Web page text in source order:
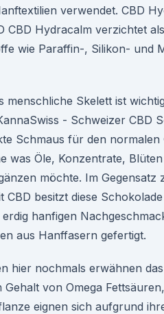
verwendet. CBD
CBD Hydracalm verzichtet
wie Paraffin-, Silikon- und
menschliche Skelett ist
- Schweizer CBD
Schmaus für den
was Öle, Konzentrate,
möchte. Im Gegensatz
CBD besitzt diese
hanfigen
aus Hanffasern gefertigt.
hier nochmals erwähnen
von Omega
eignen sich aufgrund